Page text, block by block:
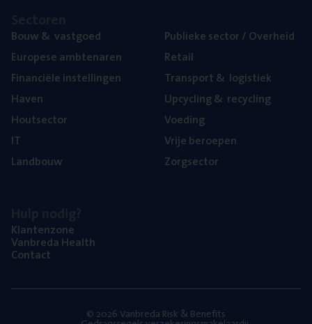
Bouw& vastgoed
Euro­pe­se ambtenaren
Finan­ci­ë­le instellingen
Haven
Hout­sec­tor
IT
Land­bouw
Publie­ke sec­tor / Overheid
Retail
Trans­port& logistiek
Upcy­cling& recycling
Voe­ding
Vrije beroe­pen
Zorg­sec­tor
Klan­ten­zo­ne
Van­b­re­da Health
Con­tact
© 2026 Vanbreda Risk & Benefits